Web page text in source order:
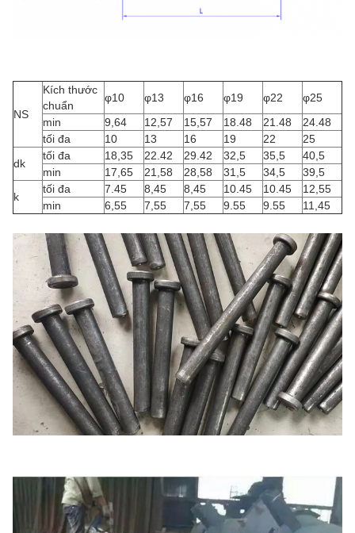
NS
Kích thước
chuẩn
φ10 φ13 φ16 φ19 φ22
φ25
min
9,64 12,57 15,57 18.48 21.48
24.48
tối đa
10 13 16 19 22
25
dk
tối đa 18,35 22.42 29.42 32,5 35,5
40,5
min
17,65 21,58 28,58 31,5 34,5
39,5
k
tối đa 7.45 8,45 8,45 10.45 10.45
12,55
min
6,55 7,55 7,55 9.55 9.55 11,45